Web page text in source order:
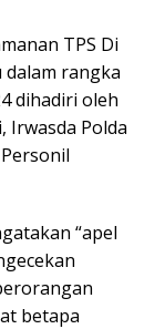
TPS Di
dalam rangka
dihadiri oleh
Irwasda Polda
“apel
betapa